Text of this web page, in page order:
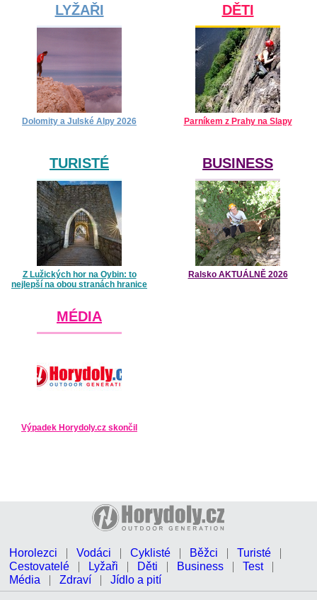
LYŽAŘI
Dolomity a Julské Alpy 2026
DĚTI
Parníkem z Prahy na Slapy
TURISTÉ
Z Lužických hor na Oybin: to
nejlepší na obou stranách hranice
BUSINESS
Ralsko AKTUÁLNĚ 2026
MÉDIA
Výpadek Horydoly.cz skončil
Horolezci Vodáci Cyklisté Běžci
Turisté
Cestovatelé
Lyžaři Děti Business
Test
Média
Zdraví Jídlo a pití